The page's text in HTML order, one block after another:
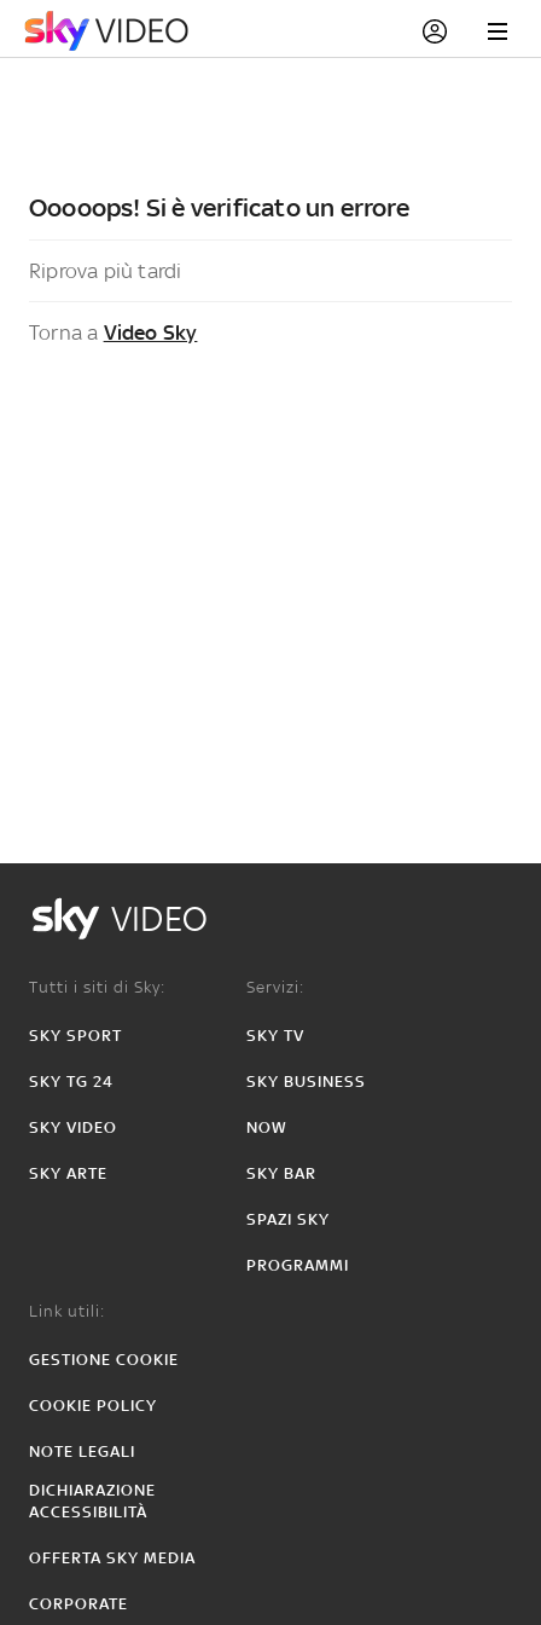
Ooooops! Si è verificato un errore
Riprova più tardi
Torna a Video Sky
VIDEO
Tutti i siti di Sky:
SKY SPORT
SKY TG 24
SKY VIDEO
SKY ARTE
Servizi:
SKY TV
SKY BUSINESS
NOW
SKY BAR
SPAZI SKY
PROGRAMMI
Link utili:
GESTIONE COOKIE
COOKIE POLICY
NOTE LEGALI
DICHIARAZIONE
ACCESSIBILITÀ
OFFERTA SKY MEDIA
CORPORATE